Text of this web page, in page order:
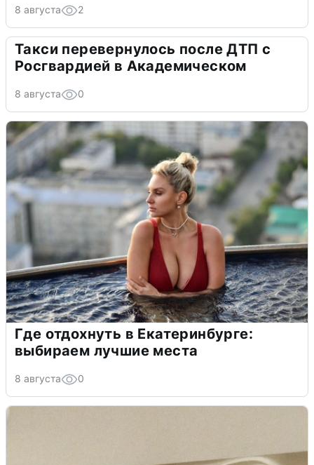
8 августа 2
Такси перевернулось после ДТП с
Росгвардией в Академическом
8 августа 0
Где отдохнуть в Екатеринбурге:
выбираем лучшие места
8 августа 0